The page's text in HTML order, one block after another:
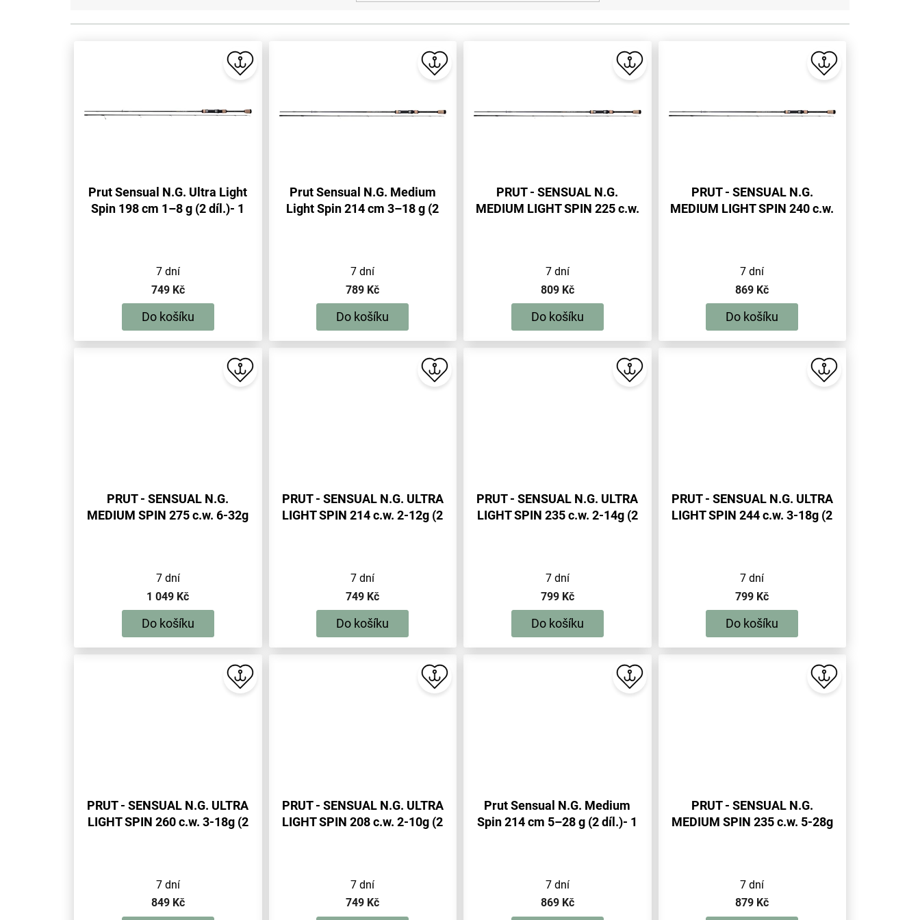
Prut Sensual N.G. Ultra Light
Spin 198 cm 1–8 g (2 díl.)- 1
7 dní
749 Kč
Do košíku
Prut Sensual N.G. Medium
Light Spin 214 cm 3–18 g (2
7 dní
789 Kč
Do košíku
PRUT - SENSUAL N.G.
MEDIUM LIGHT SPIN 225 c.w.
7 dní
809 Kč
Do košíku
PRUT - SENSUAL N.G.
MEDIUM LIGHT SPIN 240 c.w.
7 dní
869 Kč
Do košíku
PRUT - SENSUAL N.G.
MEDIUM SPIN 275 c.w. 6-32g
7 dní
1 049 Kč
Do košíku
PRUT - SENSUAL N.G. ULTRA
LIGHT SPIN 214 c.w. 2-12g (2
7 dní
749 Kč
Do košíku
PRUT - SENSUAL N.G. ULTRA
LIGHT SPIN 235 c.w. 2-14g (2
7 dní
799 Kč
Do košíku
PRUT - SENSUAL N.G. ULTRA
LIGHT SPIN 244 c.w. 3-18g (2
7 dní
799 Kč
Do košíku
PRUT - SENSUAL N.G. ULTRA
LIGHT SPIN 260 c.w. 3-18g (2
7 dní
849 Kč
PRUT - SENSUAL N.G. ULTRA
LIGHT SPIN 208 c.w. 2-10g (2
7 dní
749 Kč
Prut Sensual N.G. Medium
Spin 214 cm 5–28 g (2 díl.)- 1
7 dní
869 Kč
PRUT - SENSUAL N.G.
MEDIUM SPIN 235 c.w. 5-28g
7 dní
879 Kč